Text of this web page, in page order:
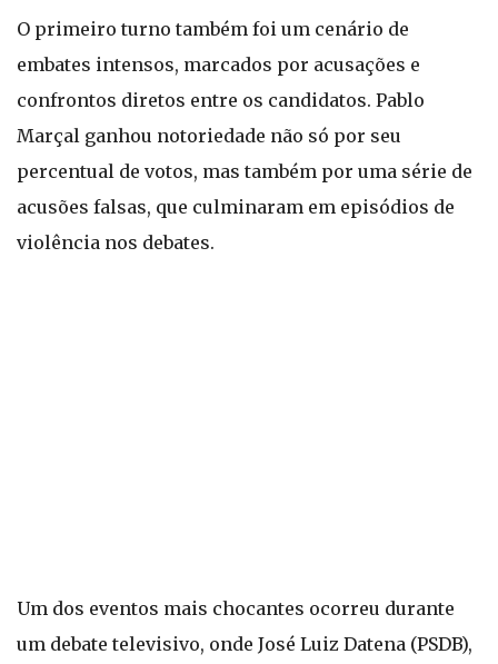
O primeiro turno também foi um cenário de
embates intensos, marcados por acusações e
confrontos diretos entre os candidatos. Pablo
Marçal ganhou notoriedade não só por seu
percentual de votos, mas também por uma série de
acusões falsas, que culminaram em episódios de
violência nos debates.
Um dos eventos mais chocantes ocorreu durante
um debate televisivo, onde José Luiz Datena (PSDB),